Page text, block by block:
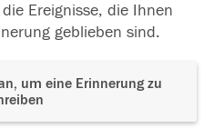
Ereignisse, die Ihnen
geblieben sind.
um eine Erinnerung zu